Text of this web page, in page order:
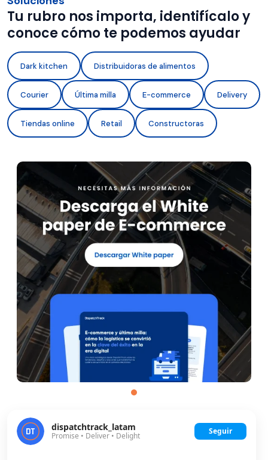
Tu rubro nos importa, identifícalo y
conoce cómo te podemos ayudar
Dark kitchen Distribuidoras de alimentos
Courier Última milla E-commerce Delivery
Tiendas online Retail Constructoras
dispatchtrack_latam
Promise • Deliver • Delight Seguir